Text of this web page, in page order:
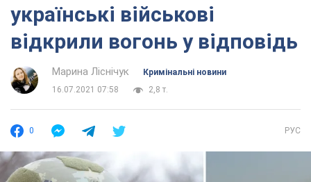
українські військові
відкрили вогонь у відповідь
Марина Ліснічук
Кримінальні новини
16.07.2021 07:58
2,8 т.
0 РУС